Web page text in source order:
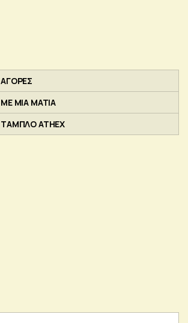
ΑΓΟΡΕΣ
ΜΕ ΜΙΑ ΜΑΤΙΑ
ΤΑΜΠΛΟ ATHEX